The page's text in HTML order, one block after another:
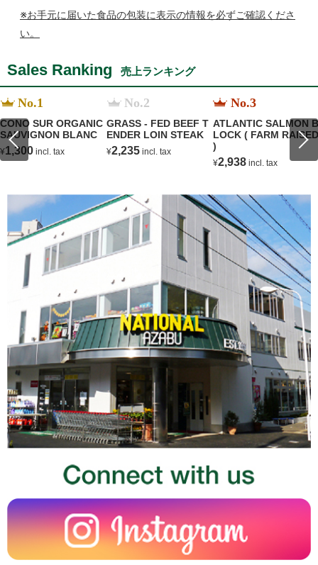
※お手元に届いた食品の包装に表示の情報を必ずご確認くださ
い。
Sales Ranking 売上ランキング
No.1
CONO SUR ORGANIC
SAUVIGNON BLANC
¥1,300 incl. tax
No.2
GRASS - FED BEEF T
ENDER LOIN STEAK
¥2,235 incl. tax
No.3
ATLANTIC SALMON B
LOCK ( FARM RAISED
)
¥2,938 incl. tax